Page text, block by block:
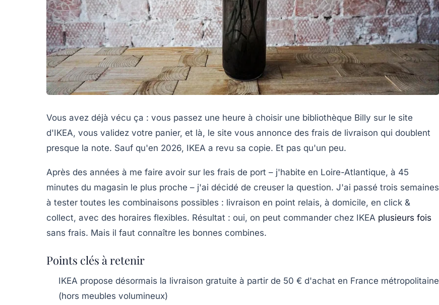
Vous avez déjà vécu ça : vous passez une heure à choisir une bibliothèque Billy sur le site
d'IKEA, vous validez votre panier, et là, le site vous annonce des frais de livraison qui doublent
presque la note. Sauf qu'en 2026, IKEA a revu sa copie. Et pas qu'un peu.
Après des années à me faire avoir sur les frais de port – j'habite en Loire-Atlantique, à 45
minutes du magasin le plus proche – j'ai décidé de creuser la question. J'ai passé trois semaines
à tester toutes les combinaisons possibles : livraison en point relais, à domicile, en click &
collect, avec des horaires flexibles. Résultat : oui, on peut commander chez IKEA plusieurs fois
sans frais. Mais il faut connaître les bonnes combines.
Points clés à retenir
IKEA propose désormais la livraison gratuite à partir de 50 € d'achat en France métropolitaine
(hors meubles volumineux)